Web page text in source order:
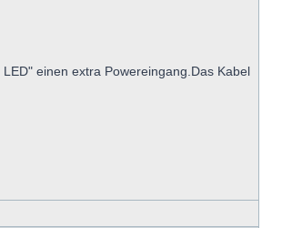
einen extra Powereingang.Das Kabel